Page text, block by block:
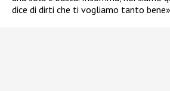
dice di dirti che ti vogliamo tanto